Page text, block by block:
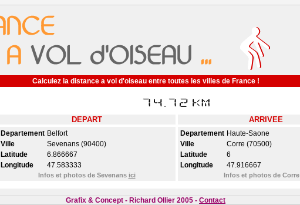
Calculez la distance a vol d'oiseau entre toutes les villes de France !
DEPART ARRIVEE
Departement Belfort
Ville
Sevenans (90400)
Latitude
6.866667
Longitude
47.583333
Infos et photos de Sevenans ici
Departement Haute-Saone
Ville
Corre (70500)
Latitude
6
Longitude
47.916667
Infos et photos de Corre
Grafix & Concept - Richard Ollier 2005 - Contact